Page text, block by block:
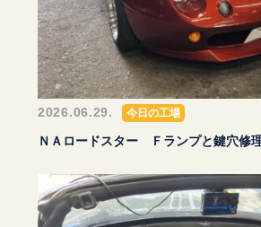
2026.06.29. 今日の工場
ＮＡロードスター Ｆランプと鍵穴